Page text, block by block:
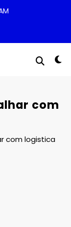
com
com logistica